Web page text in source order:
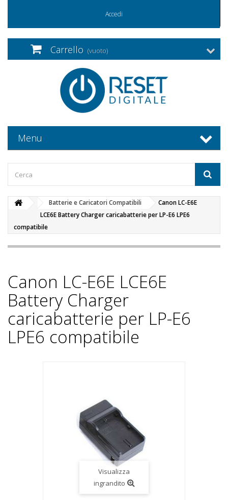
Accedi
Carrello (vuoto)
Menu
Batterie e Caricatori Compatibili
Canon LC-E6E
LCE6E Battery Charger caricabatterie per LP-E6 LPE6
compatibile
Canon LC-E6E LCE6E
Battery Charger
caricabatterie per LP-E6
LPE6 compatibile
Visualizza
ingrandito